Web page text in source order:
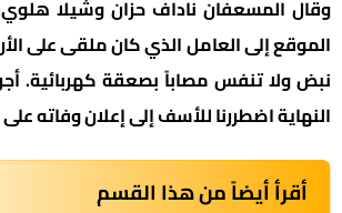
وقال المسعفان ناداف حزان وشيلا هلوي:
الموقع إلى العامل الذي كان ملقى على
نبض ولا تنفس مصاباً بصعقة كهربائية.
النهاية اضطررنا للأسف إلى إعلان وفاته على
أقرأ أيضاً من هذا القسم